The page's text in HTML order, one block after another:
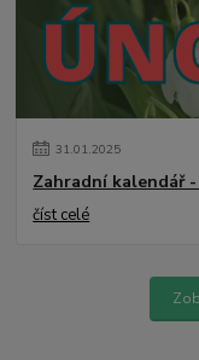
31.01.2025
Zahradní kalendář
číst celé